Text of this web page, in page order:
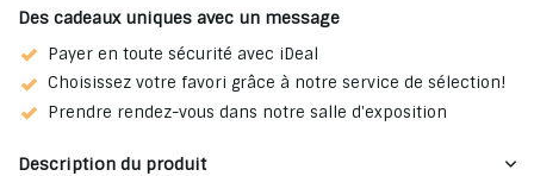
Des cadeaux uniques avec un message
Payer en toute sécurité avec iDeal
Choisissez votre favori grâce à notre service de sélection!
Prendre rendez-vous dans notre salle d'exposition
Description du produit